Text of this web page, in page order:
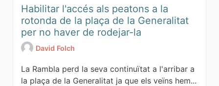
Habilitar l'accés als peatons a la
rotonda de la plaça de la Generalitat
per no haver de rodejar-la
David Folch
La Rambla perd la seva continuïtat a l'arribar a
la plaça de la Generalitat ja que els veïns hem...